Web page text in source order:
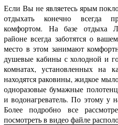
Если Вы не являетесь ярым
отдыхать конечно всегда
комфортом. На базе отдыха
районе всегда заботятся о
место в этом занимают
душевые кабины с холодной и
комнатах, установленных на
находятся раковины, жидкое
одноразовые бумажные
и водонагреватель. По этому у
Более подробно все
посмотреть в видео файле